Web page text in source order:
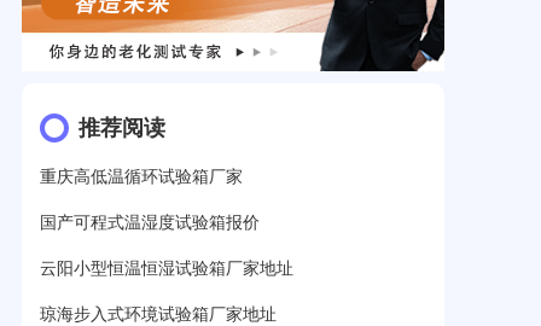
推荐阅读
重庆高低温循环试验箱厂家
国产可程式温湿度试验箱报价
云阳小型恒温恒湿试验箱厂家地址
琼海步入式环境试验箱厂家地址